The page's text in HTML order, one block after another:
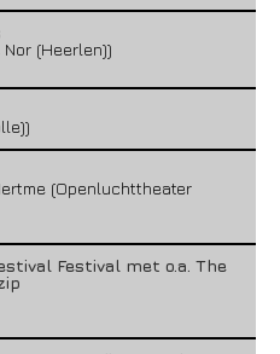
(Heerlen))
(Openluchttheater
Festival met o.a. The